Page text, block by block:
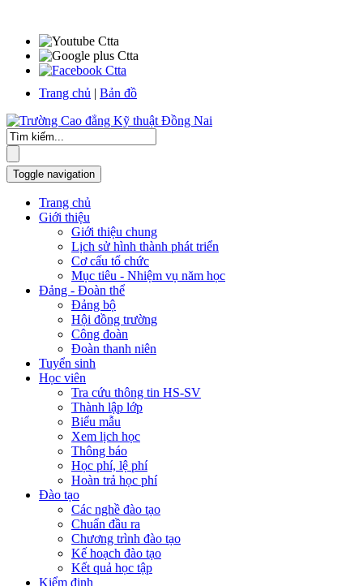
Trang chủ | Bản đồ
Toggle navigation
Trang chủ
Giới thiệu
Giới thiệu chung
Lịch sử hình thành phát triển
Cơ cấu tổ chức
Mục tiêu - Nhiệm vụ năm học
Đảng - Đoàn thể
Đảng bộ
Hội đồng trường
Công đoàn
Đoàn thanh niên
Tuyển sinh
Học viên
Tra cứu thông tin HS-SV
Thành lập lớp
Biểu mẫu
Xem lịch học
Thông báo
Học phí, lệ phí
Hoàn trả học phí
Đào tạo
Các nghề đào tạo
Chuẩn đầu ra
Chương trình đào tạo
Kế hoạch đào tạo
Kết quả học tập
Kiểm định